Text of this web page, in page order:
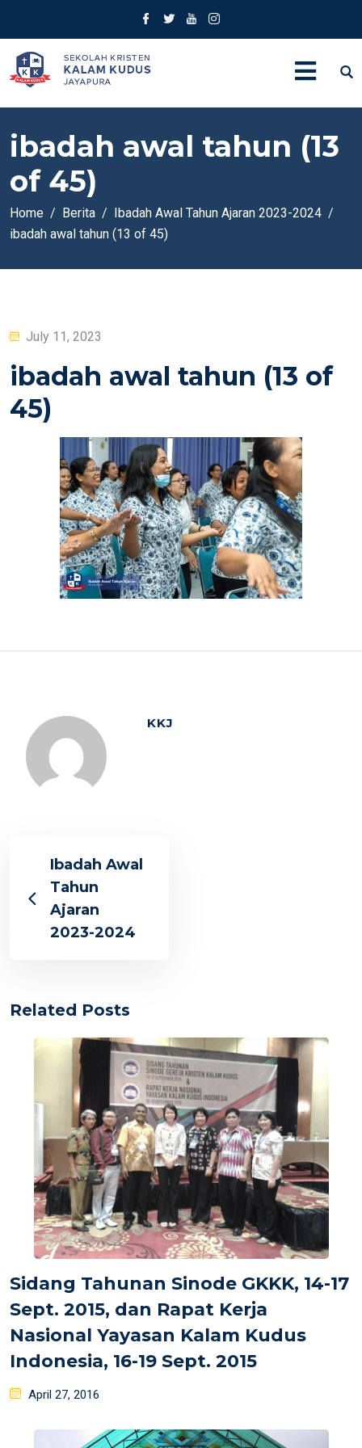
ibadah awal tahun (13
of 45)
Home Berita
Ibadah Awal Tahun Ajaran 2023-2024
ibadah awal tahun (13 of 45)
Posted
July 11, 2023
ibadah awal tahun (13 of
45)
KKJ
Ibadah Awal
Tahun
Ajaran
2023-2024
Related Posts
Sidang Tahunan Sinode GKKK, 14-17
Sept. 2015, dan Rapat Kerja
Nasional Yayasan Kalam Kudus
Indonesia, 16-19 Sept. 2015
Posted
April 27, 2016